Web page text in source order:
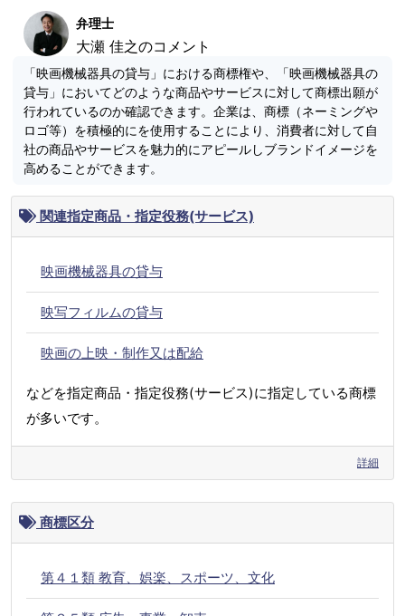
弁理士
大瀬 佳之のコメント
「映画機械器具の貸与」における商標権や、「映画機械器具の
貸与」においてどのような商品やサービスに対して商標出願が
行われているのか確認できます。企業は、商標（ネーミングや
ロゴ等）を積極的にを使用することにより、消費者に対して自
社の商品やサービスを魅力的にアピールしブランドイメージを
高めることができます。
関連指定商品・指定役務(サービス)
映画機械器具の貸与
映写フィルムの貸与
映画の上映・制作又は配給
などを指定商品・指定役務(サービス)に指定している商標
が多いです。
詳細
商標区分
第４１類 教育、娯楽、スポーツ、文化